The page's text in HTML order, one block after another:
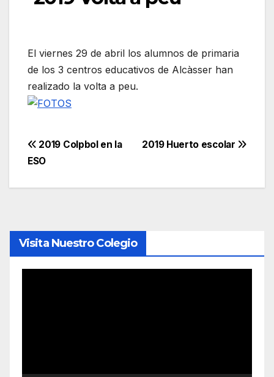
El viernes 29 de abril los alumnos de primaria
de los 3 centros educativos de Alcàsser han
realizado la volta a peu.
Navegación
2019 Huerto escolar
2019 Colpbol en la
ESO
Visita Nuestro Colegio